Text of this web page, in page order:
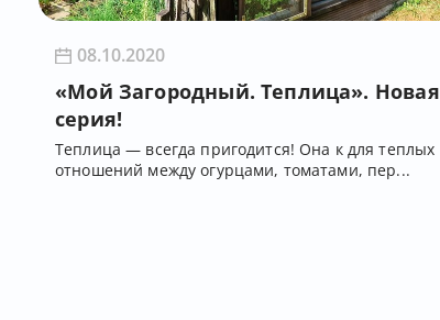
08.10.2020
«Мой Загородный. Теплица». Новая
серия!
Теплица — всегда пригодится! Она к для теплых
отношений между огурцами, томатами, пер...